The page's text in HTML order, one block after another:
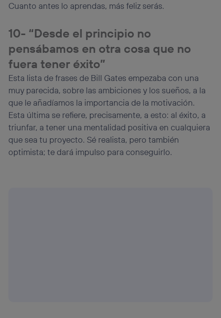
Cuanto antes lo aprendas, más feliz serás.
10- “Desde el principio no
pensábamos en otra cosa que no
fuera tener éxito”
Esta lista de frases de Bill Gates empezaba con una
muy parecida, sobre las ambiciones y los sueños, a la
que le añadíamos la importancia de la motivación.
Esta última se refiere, precisamente, a esto: al éxito, a
triunfar, a tener una mentalidad positiva en cualquiera
que sea tu proyecto. Sé realista, pero también
optimista; te dará impulso para conseguirlo.